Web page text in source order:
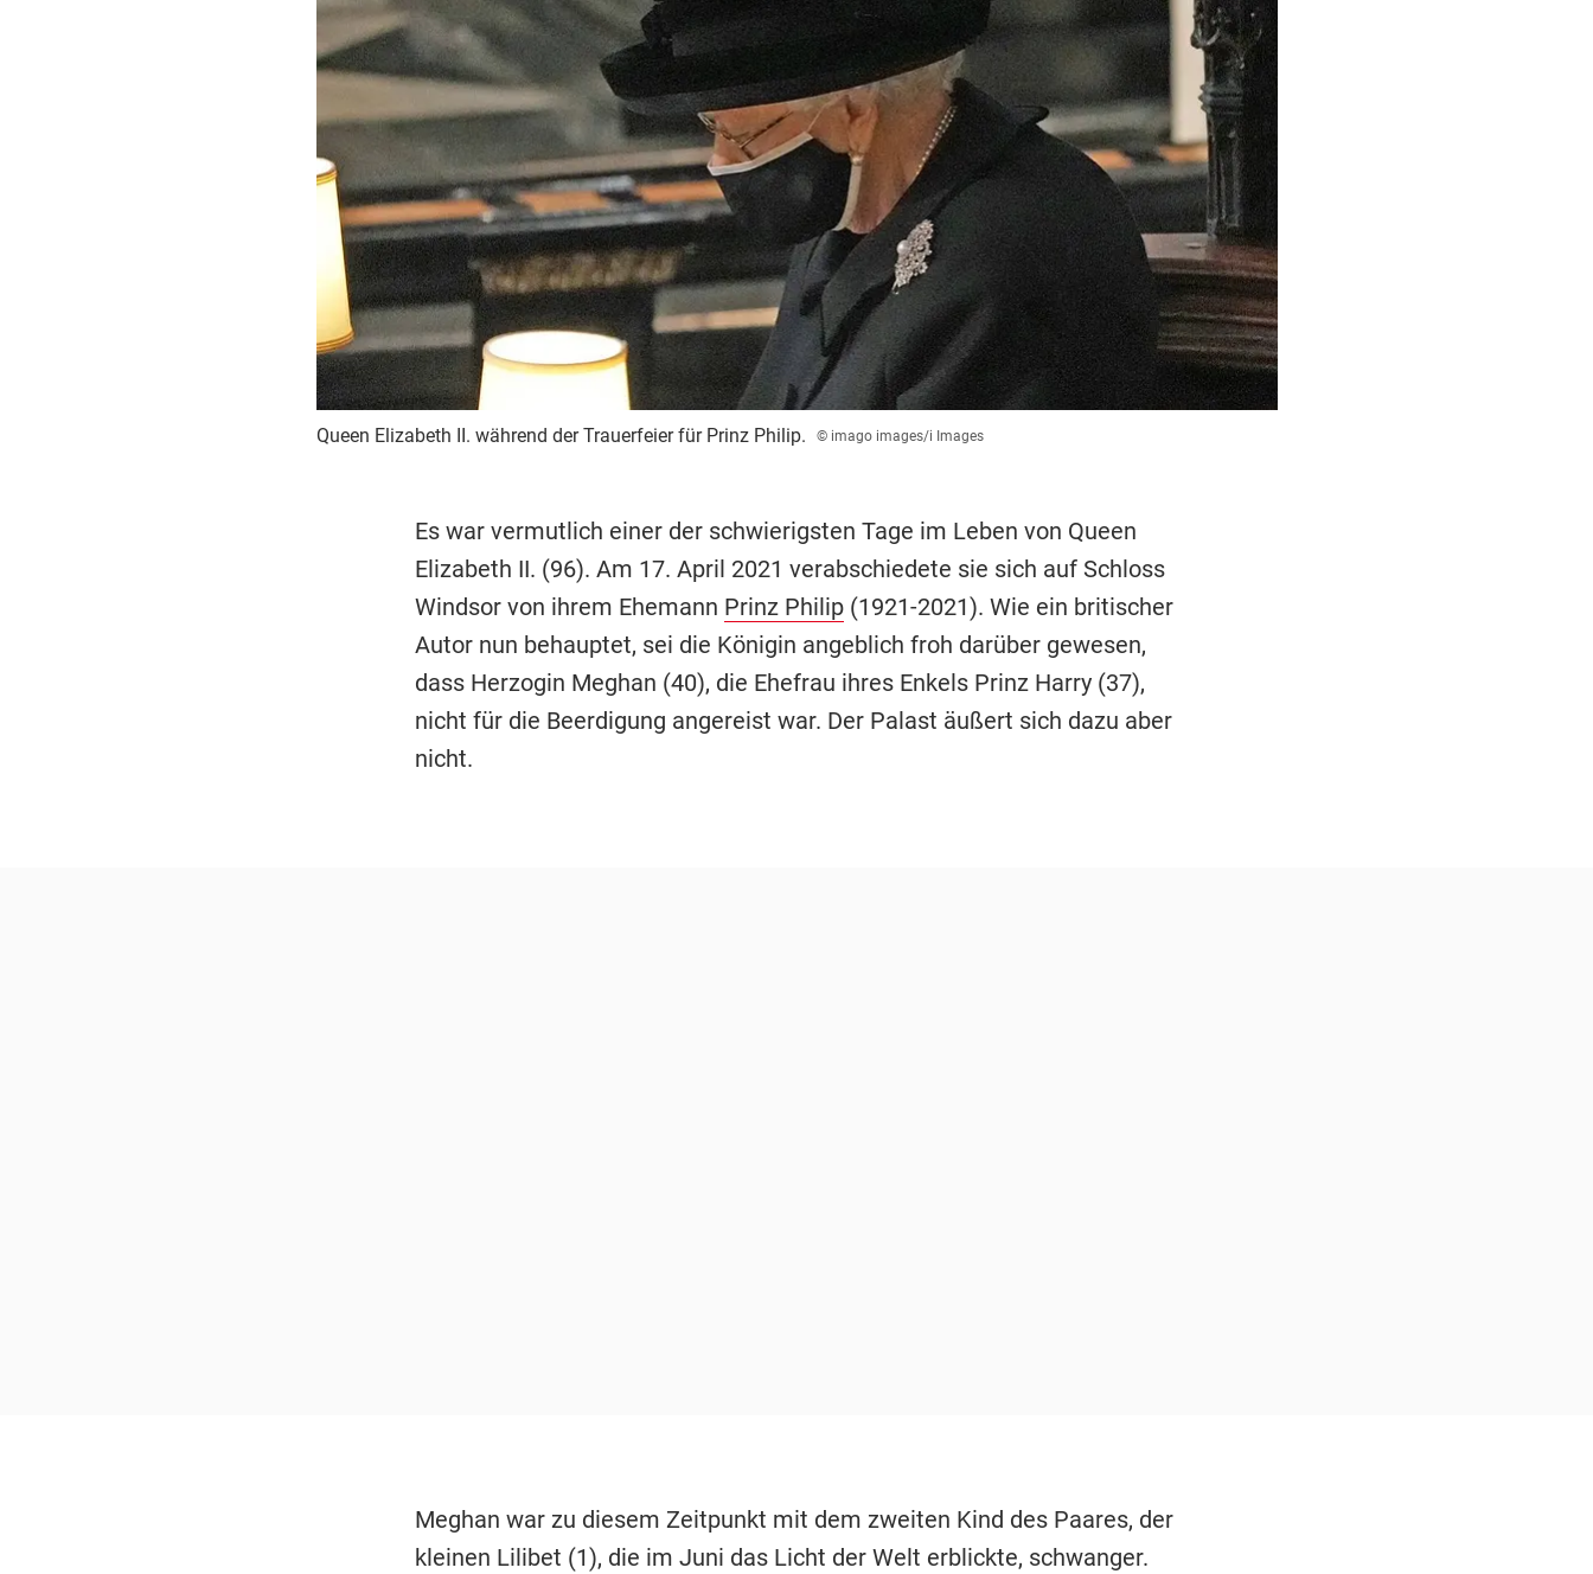
Queen Elizabeth II. während der Trauerfeier für Prinz Philip. © imago images/i Images
Es war vermutlich einer der schwierigsten Tage im Leben von Queen
Elizabeth II. (96). Am 17. April 2021 verabschiedete sie sich auf Schloss
Windsor von ihrem Ehemann Prinz Philip(1921-2021). Wie ein britischer
Autor nun behauptet, sei die Königin angeblich froh darüber gewesen,
dass Herzogin Meghan (40), die Ehefrau ihres Enkels Prinz Harry (37),
nicht für die Beerdigung angereist war. Der Palast äußert sich dazu aber
nicht.
Meghan war zu diesem Zeitpunkt mit dem zweiten Kind des Paares, der
kleinen Lilibet (1), die im Juni das Licht der Welt erblickte, schwanger.